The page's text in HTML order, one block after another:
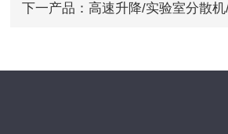
下一产品： 高速升降/实验室分散